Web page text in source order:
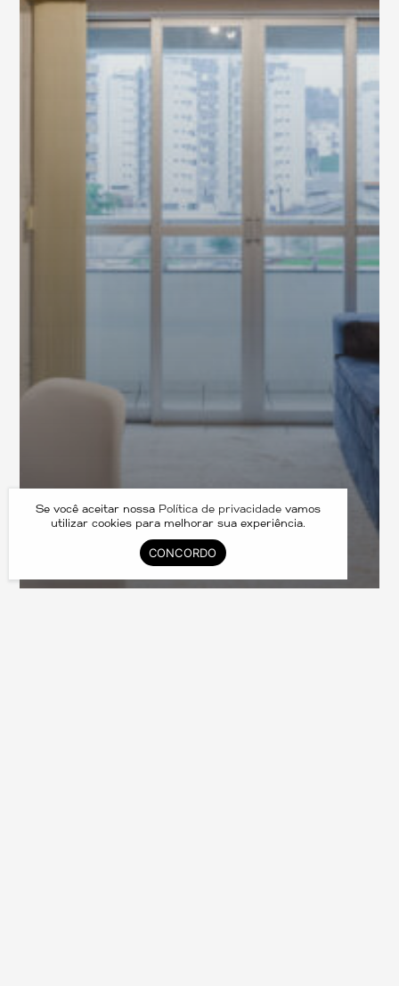
Se você aceitar nossa Política de privacidade vamos
utilizar cookies para melhorar sua experiência.
CONCORDO